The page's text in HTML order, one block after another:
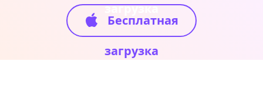
загрузка
Бесплатная
загрузка